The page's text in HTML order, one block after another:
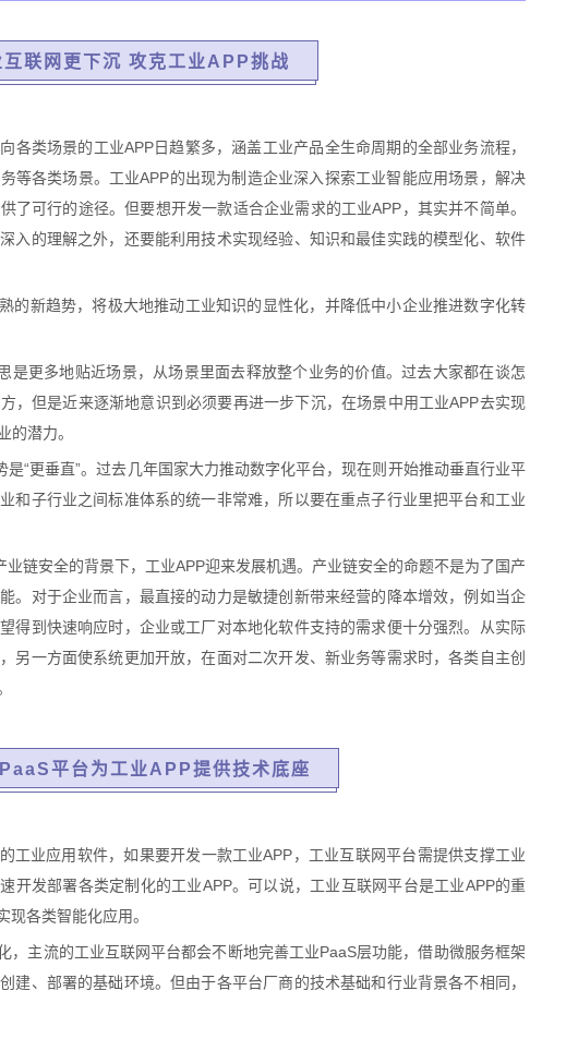
互联网更下沉 攻克工业APP挑战
各类场景的工业APP日趋繁多，涵盖工业产品全生命周期的全部业务流程，
等各类场景。工业APP的出现为制造企业深入探索工业智能应用场景，解决
了可行的途径。但要想开发一款适合企业需求的工业APP，其实并不简单。
入的理解之外，还要能利用技术实现经验、知识和最佳实践的模型化、软件
的新趋势，将极大地推动工业知识的显性化，并降低中小企业推进数字化转
是更多地贴近场景，从场景里面去释放整个业务的价值。过去大家都在谈怎
，但是近来逐渐地意识到必须要再进一步下沉，在场景中用工业APP去实现
的潜力。
是“更垂直”。过去几年国家大力推动数字化平台，现在则开始推动垂直行业平
和子行业之间标准体系的统一非常难，所以要在重点子行业里把平台和工业
业链安全的背景下，工业APP迎来发展机遇。产业链安全的命题不是为了国产
。对于企业而言，最直接的动力是敏捷创新带来经营的降本增效，例如当企
得到快速响应时，企业或工厂对本地化软件支持的需求便十分强烈。从实际
另一方面使系统更加开放，在面对二次开发、新业务等需求时，各类自主创
平台为工业APP提供技术底座
工业应用软件，如果要开发一款工业APP，工业互联网平台需提供支撑工业
开发部署各类定制化的工业APP。可以说，工业互联网平台是工业APP的重
各类智能化应用。
，主流的工业互联网平台都会不断地完善工业PaaS层功能，借助微服务框架
建、部署的基础环境。但由于各平台厂商的技术基础和行业背景各不相同，